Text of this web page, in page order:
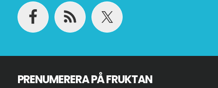
PRENUMERERA PÅ FRUKTAN